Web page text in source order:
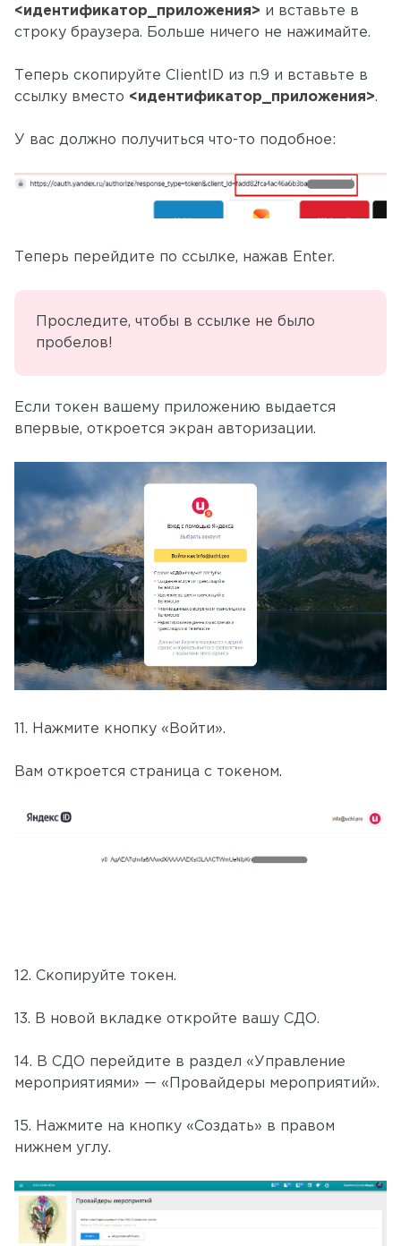
<идентификатор_приложения> и вставьте в
строку браузера. Больше ничего не нажимайте.
Теперь скопируйте ClientID из п.9 и вставьте в
ссылку вместо <идентификатор_приложения>.
У вас должно получиться что-то подобное:
Теперь перейдите по ссылке, нажав Enter.
Проследите, чтобы в ссылке не было
пробелов!
Если токен вашему приложению выдается
впервые, откроется экран авторизации.
11. Нажмите кнопку «Войти».
Вам откроется страница с токеном.
12. Скопируйте токен.
13. В новой вкладке откройте вашу СДО.
14. В СДО перейдите в раздел «Управление
мероприятиями» — «Провайдеры мероприятий».
15. Нажмите на кнопку «Создать» в правом
нижнем углу.